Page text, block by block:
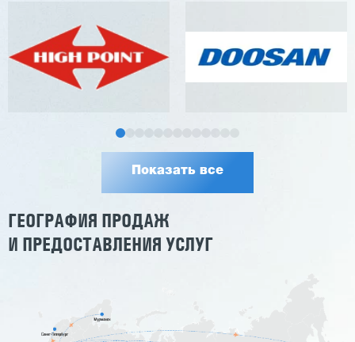
Показать все
ГЕОГРАФИЯ ПРОДАЖ
И ПРЕДОСТАВЛЕНИЯ УСЛУГ